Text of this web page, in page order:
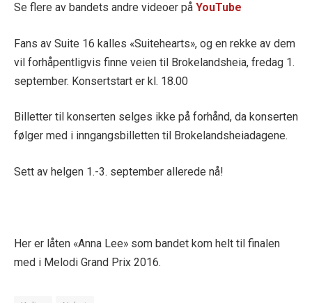
Se flere av bandets andre videoer på YouTube
Fans av Suite 16 kalles «Suitehearts», og en rekke av dem
vil forhåpentligvis finne veien til Brokelandsheia, fredag 1.
september. Konsertstart er kl. 18.00
Billetter til konserten selges ikke på forhånd, da konserten
følger med i inngangsbilletten til Brokelandsheiadagene.
Sett av helgen 1.-3. september allerede nå!
Her er låten «Anna Lee» som bandet kom helt til finalen
med i Melodi Grand Prix 2016.